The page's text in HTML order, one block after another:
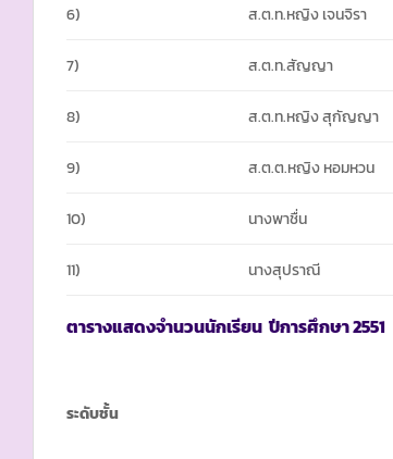
6) ส.ต.ท.หญิง เจนจิรา
7) ส.ต.ท.สัญญา
8) ส.ต.ท.หญิง สุกัญญา
9) ส.ต.ต.หญิง หอมหวน
10) นางพาชื่น
11) นางสุปราณี
ตารางแสดงจำนวนนักเรียน ปีการศึกษา2551
ระดับชั้น